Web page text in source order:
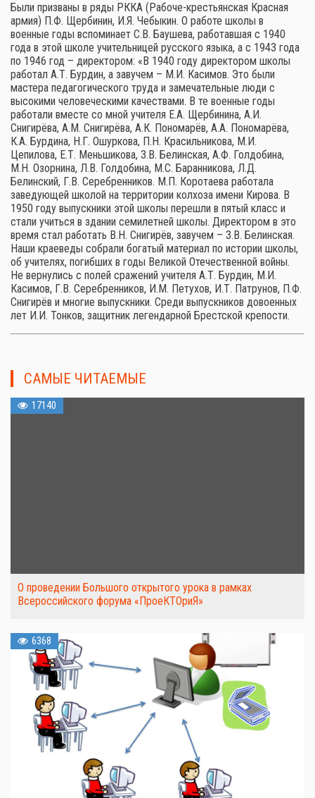
Были призваны в ряды РККА (Рабоче-крестьянская Красная
армия) П.Ф. Щербинин, И.Я. Чебыкин. О работе школы в
военные годы вспоминает С.В. Баушева, работавшая с 1940
года в этой школе учительницей русского языка, а с 1943 года
по 1946 год – директором: «В 1940 году директором школы
работал А.Т. Бурдин, а завучем – М.И. Касимов. Это были
мастера педагогического труда и замечательные люди с
высокими человеческими качествами. В те военные годы
работали вместе со мной учителя Е.А. Щербинина, А.И.
Снигирёва, А.М. Снигирёва, А.К. Пономарёв, А.А. Пономарёва,
К.А. Бурдина, Н.Г. Ошуркова, П.Н. Красильникова, М.И.
Цепилова, Е.Т. Меньшикова, З.В. Белинская, А.Ф. Голдобина,
М.Н. Озорнина, Л.В. Голдобина, М.С. Баранникова, Л.Д.
Белинский, Г.В. Серебренников. М.П. Коротаева работала
заведующей школой на территории колхоза имени Кирова. В
1950 году выпускники этой школы перешли в пятый класс и
стали учиться в здании семилетней школы. Директором в это
время стал работать В.Н. Снигирёв, завучем – З.В. Белинская.
Наши краеведы собрали богатый материал по истории школы,
об учителях, погибших в годы Великой Отечественной войны.
Не вернулись с полей сражений учителя А.Т. Бурдин, М.И.
Касимов, Г.В. Серебренников, И.М. Петухов, И.Т. Патрунов, П.Ф.
Снигирёв и многие выпускники. Среди выпускников довоенных
лет И.И. Тонков, защитник легендарной Брестской крепости.
САМЫЕ ЧИТАЕМЫЕ
17140
О проведении Большого открытого урока в рамках
Всероссийского форума «ПроеКТОриЯ»
6368